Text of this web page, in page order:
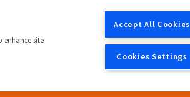
enhance site
Accept All Cookies
Cookies Settings